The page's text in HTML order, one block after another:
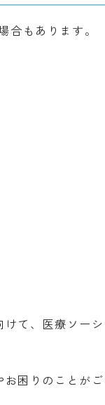
合もあります。
て、医療ソー
困りのことが